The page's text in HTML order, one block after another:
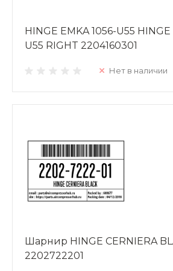
HINGE EMKA 1056-U55 HINGE
U55 RIGHT 2204160301
Нет в наличии
Шарнир HINGE CERNIERA
2202722201